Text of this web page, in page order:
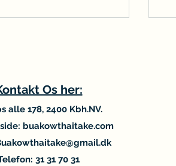
Os her:
alle 178, 2400 Kbh.NV.
buakowthaitake.com
31 31 70 31